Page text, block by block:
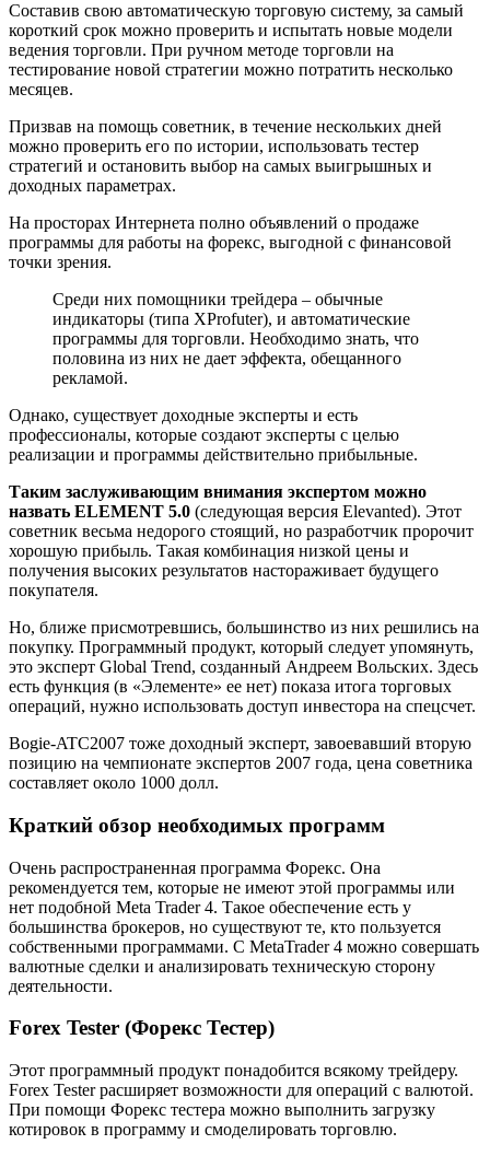
Составив свою автоматическую торговую систему, за самый
короткий срок можно проверить и испытать новые модели
ведения торговли. При ручном методе торговли на
тестирование новой стратегии можно потратить несколько
месяцев.
Призвав на помощь советник, в течение нескольких дней
можно проверить его по истории, использовать тестер
стратегий и остановить выбор на самых выигрышных и
доходных параметрах.
На просторах Интернета полно объявлений о продаже
программы для работы на форекс, выгодной с финансовой
точки зрения.
Среди них помощники трейдера – обычные
индикаторы (типа XProfuter), и автоматические
программы для торговли. Необходимо знать, что
половина из них не дает эффекта, обещанного
рекламой.
Однако, существует доходные эксперты и есть
профессионалы, которые создают эксперты с целью
реализации и программы действительно прибыльные.
Таким заслуживающим внимания экспертом можно
назвать ELEMENT 5.0 (следующая версия Elevanted). Этот
советник весьма недорого стоящий, но разработчик пророчит
хорошую прибыль. Такая комбинация низкой цены и
получения высоких результатов настораживает будущего
покупателя.
Но, ближе присмотревшись, большинство из них решились на
покупку. Программный продукт, который следует упомянуть,
это эксперт Global Trend, созданный Андреем Вольских. Здесь
есть функция (в «Элементе» ее нет) показа итога торговых
операций, нужно использовать доступ инвестора на спецсчет.
Bogie-ATC2007 тоже доходный эксперт, завоевавший вторую
позицию на чемпионате экспертов 2007 года, цена советника
составляет около 1000 долл.
Краткий обзор необходимых программ
Очень распространенная программа Форекс. Она
рекомендуется тем, которые не имеют этой программы или
нет подобной Meta Trader 4. Такое обеспечение есть у
большинства брокеров, но существуют те, кто пользуется
собственными программами. С MetaTrader 4 можно совершать
валютные сделки и анализировать техническую сторону
деятельности.
Forex Tester (Форекс Тестер)
Этот программный продукт понадобится всякому трейдеру.
Forex Tester расширяет возможности для операций с валютой.
При помощи Форекс тестера можно выполнить загрузку
котировок в программу и смоделировать торговлю.